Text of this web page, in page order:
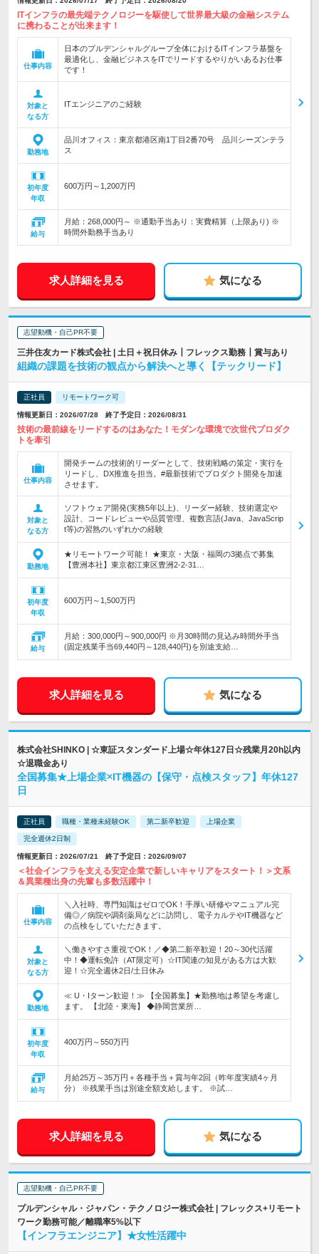
ITインフラの最先端テクノロジーを駆使して世界最大級の金融システム
に携わることが出来ます！
仕事内容
日本のプルデンシャルグループ全体におけるITインフラ基盤を
最適化し、金融ビジネスをITでリードするやりがいあるお仕事
です！
対象と
なる方
ITエンジニアのご経験
勤務地
品川オフィス：東京都港区南1丁目2番70号 品川シーズンテラ
ス
初年度
年収
600万円～1,200万円
給与
月給：268,000円～ ※通勤手当あり：実費精算（上限あり) ※
時間外勤務手当あり
求人詳細を見る 気になる
志望動機・自己PR不要
三井住友カード株式会社 | 土日＋祝日休み┃フレックス勤務┃賞与あり
組織の課題を技術の観点から解決へと導く【テックリード】
正社員 リモートワーク可
情報更新日：2026/07/28 終了予定日：2026/08/31
技術の最前線をリードするのはあなた！モダンな環境で次世代プロダク
トを牽引
仕事内容
開発チームの技術的リーダーとして、技術戦略の策定・実行を
リードし、DX推進を担当。#最新技術でプロダクト開発を加速
させます。
対象と
なる方
ソフトウェア開発(実務5年以上)、リーダー経験、技術選定や
設計、コードレビューや品質管理、複数言語(Java、JavaScrip
t等)の習熟のいずれかの経験
勤務地
★リモートワーク可能！ ★東京・大阪・福岡の3拠点で募集
【豊洲本社】東京都江東区豊洲2-2-31…
初年度
年収
600万円～1,500万円
給与
月給：300,000円～900,000円 ※月30時間の見込み時間外手当
(固定残業手当69,440円～128,440円)を別途支給…
求人詳細を見る 気になる
株式会社SHINKO | ☆東証スタンダード上場☆年休127日☆残業月20h以内
☆退職金あり
全国募集★上場企業×IT機器の【保守・点検スタッフ】年休127
日
正社員 職種・業種未経験OK 第二新卒歓迎 上場企業
完全週休2日制
情報更新日：2026/07/21 終了予定日：2026/09/07
＜社会インフラを支える安定企業で新しいキャリアをスタート！＞文系
＆異業種出身の先輩も多数活躍中！
仕事内容
＼入社時、専門知識はゼロでOK！手厚い研修やマニュアル完
備◎／病院や調剤薬局などに訪問し、電子カルテやIT機器など
の点検をしていただきます。
対象と
なる方
＼働きやすさ重視でOK！／◆第二新卒歓迎！20～30代活躍
中！◆運転免許（AT限定可）☆IT関連の知見がある方は大歓
迎！☆完全週休2日/土日休み
勤務地
≪ U・Iターン歓迎！≫ 【全国募集】★勤務地は希望を考慮し
ます。 【北陸・東海】 ◆静岡営業所…
初年度
年収
400万円～550万円
給与
月給25万～35万円＋各種手当＋賞与年2回（昨年度実績4ヶ月
分） ※残業手当は別途全額支給します。 ※試…
求人詳細を見る 気になる
志望動機・自己PR不要
プルデンシャル・ジャパン・テクノロジー株式会社 | フレックス+リモート
ワーク勤務可能／離職率5%以下
【インフラエンジニア】★女性活躍中